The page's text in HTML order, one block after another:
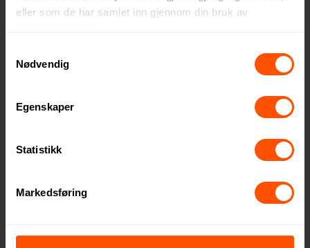
eller som de har samlet inn gjennom din bruk av
Nødvendig
Egenskaper
Statistikk
Markedsføring
on